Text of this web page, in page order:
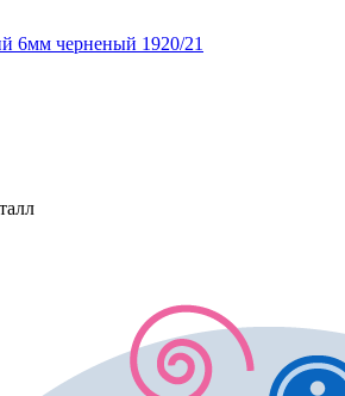
6мм черненый 1920/21